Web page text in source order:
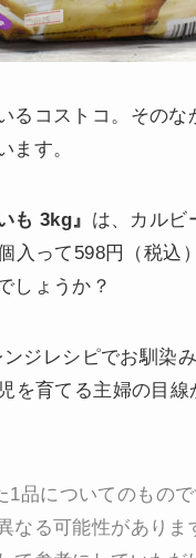
るコストコ。そのな
ます。
も 3kg』 は、カルビ
入って598円（税込
しょうか？
ジレシピでお馴染
を育てる主婦の目
品についてのもの
なる可能性があり